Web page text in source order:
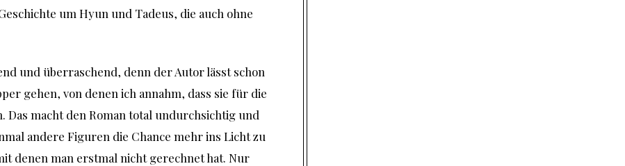
um Hyun und Tadeus, die auch ohne
und überraschend, denn der Autor lässt schon
gehen, von denen ich annahm, dass sie für die
macht den Roman total undurchsichtig und
andere Figuren die Chance mehr ins Licht zu
denen man erstmal nicht gerechnet hat. Nur